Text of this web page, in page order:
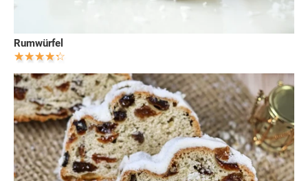
Rumwürfel